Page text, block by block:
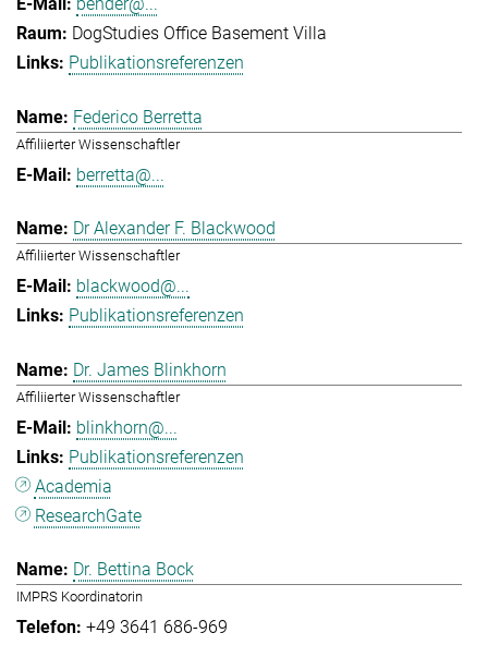
bender@...
DogStudies Office Basement Villa
Publikationsreferenzen
Federico Berretta
Affiliierter Wissenschaftler
berretta@...
Dr Alexander F. Blackwood
Affiliierter Wissenschaftler
blackwood@...
Publikationsreferenzen
Dr. James Blinkhorn
Affiliierter Wissenschaftler
blinkhorn@...
Publikationsreferenzen
Academia
ResearchGate
Dr. Bettina Bock
IMPRS Koordinatorin
+49 3641 686-969